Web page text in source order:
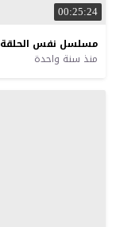
00:25:24
مسلسل نفس الحلقة
منذ سنة واحدة